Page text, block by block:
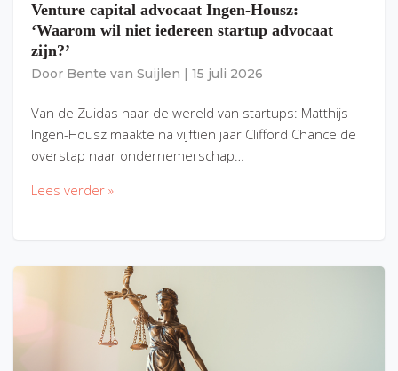
Venture capital advocaat Ingen-Housz:
‘Waarom wil niet iedereen startup advocaat
zijn?’
Door Bente van Suijlen 15 juli 2026
Van de Zuidas naar de wereld van startups: Matthijs
Ingen-Housz maakte na vijftien jaar Clifford Chance de
overstap naar ondernemerschap…
Lees verder »